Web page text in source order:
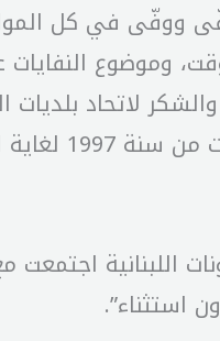
ووفّى في كل
وموضوع
لاتحاد
سياسية
اللبنانية
استثناء”.